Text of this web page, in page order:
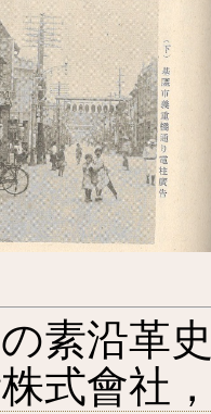
素沿革
式會社